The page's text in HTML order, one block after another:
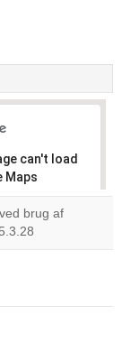
can't load
Maps
OK
brug af